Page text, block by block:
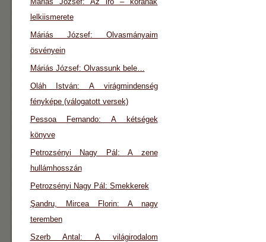
lelkiismerete
Máriás József: Olvasmányaim
ösvényein
Máriás József: Olvassunk bele…
Oláh István: A virágmindenség
fényképe (válogatott versek)
Pessoa Fernando: A kétségek
könyve
Petrozsényi Nagy Pál: A zene
hullámhosszán
Petrozsényi Nagy Pál: Smekkerek
Şandru, Mircea Florin: A nagy
teremben
Szerb Antal: A világirodalom